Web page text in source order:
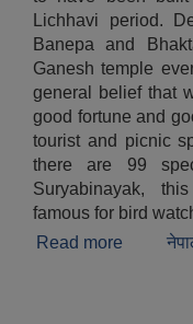
Lichhavi period.
Banepa and
Ganesh temple
general belief that
good fortune and
tourist and picnic
there are 99
Suryabinayak,
famous for bird
Read more about